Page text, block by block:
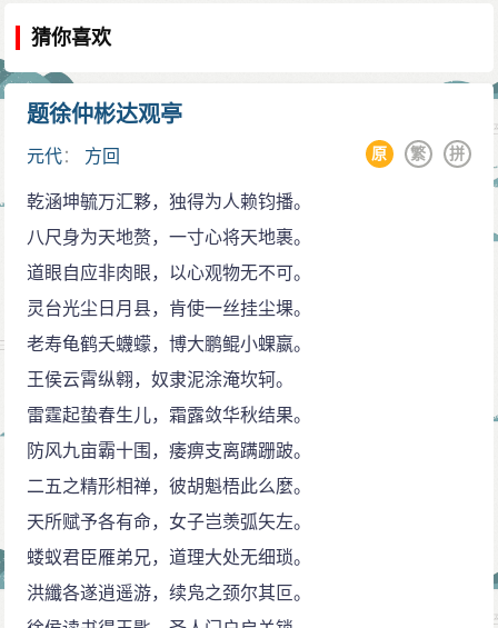
“意”和良人“情”，其妙无比。四季之中最撩人情思的无过
于春，而今春的大好光阴虚度，少妇不禁倍觉惆怅。万
籁无声的长夜最为牵愁惹恨，那昨夜夫妻惜别的情景，
仿佛此刻仍在征夫面前浮现。“今春意”与“昨夜情”虽是互
猜你喜欢
题徐仲彬达观亭
元代： 方回 拼
繁
原
乾涵坤毓万汇夥，独得为人赖钧播。
八尺身为天地赘，一寸心将天地裹。
道眼自应非肉眼，以心观物无不可。
灵台光尘日月县，肯使一丝挂尘堁。
老寿龟鹤夭蠛蠓，博大鹏鲲小蜾嬴。
王侯云霄纵翱，奴隶泥涂淹坎轲。
雷霆起蛰春生儿，霜露敛华秋结果。
防风九亩霸十围，痿痹支离蹒跚跛。
二五之精形相禅，彼胡魁梧此么麼。
天所赋予各有命，女子岂羡弧矢左。
蝼蚁君臣雁弟兄，道理大处无细琐。
洪纖各遂逍遥游，续凫之颈尔其叵。